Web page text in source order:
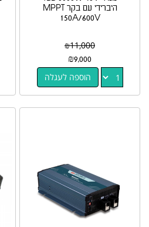
היברידי עם בקר MPPT
150A/600V
₪11,000
₪9,000
הוספה לעגלה